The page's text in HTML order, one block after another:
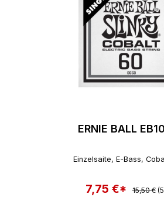
ERNIE BALL
Einzelsaite, E-Bass,
Verkaufspreis:
7,75 €* 15,50 €